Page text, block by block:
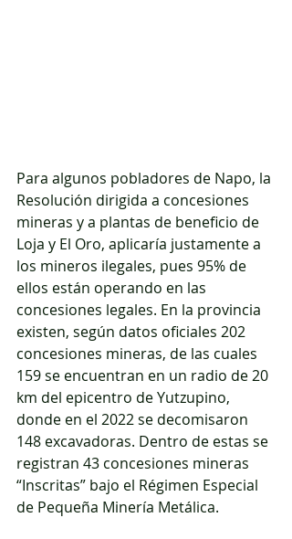
Para algunos pobladores de Napo, la
Resolución dirigida a concesiones
mineras y a plantas de beneficio de
Loja y El Oro, aplicaría justamente a
los mineros ilegales, pues 95% de
ellos están operando en las
concesiones legales. En la provincia
existen, según datos oficiales 202
concesiones mineras, de las cuales
159 se encuentran en un radio de 20
km del epicentro de Yutzupino,
donde en el 2022 se decomisaron
148 excavadoras. Dentro de estas se
registran 43 concesiones mineras
“Inscritas” bajo el Régimen Especial
de Pequeña Minería Metálica.